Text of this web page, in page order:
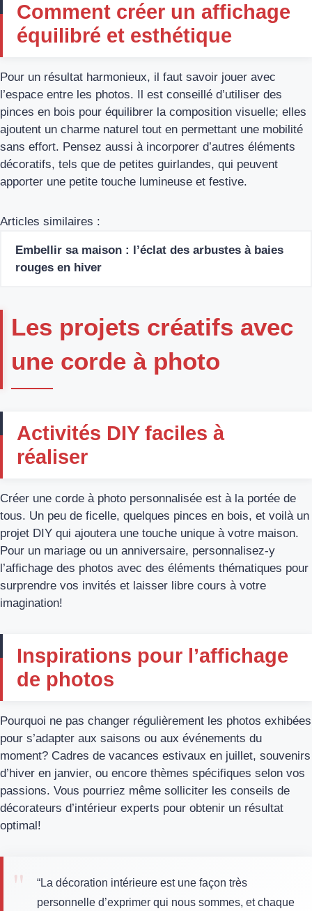
Comment créer un affichage
équilibré et esthétique
Pour un résultat harmonieux, il faut savoir jouer avec
l’espace entre les photos. Il est conseillé d’utiliser des
pinces en bois pour équilibrer la composition visuelle; elles
ajoutent un charme naturel tout en permettant une mobilité
sans effort. Pensez aussi à incorporer d’autres éléments
décoratifs, tels que de petites guirlandes, qui peuvent
apporter une petite touche lumineuse et festive.
Articles similaires :
Embellir sa maison : l’éclat des arbustes à baies
rouges en hiver
Les projets créatifs avec
une corde à photo
Activités DIY faciles à
réaliser
Créer une corde à photo personnalisée est à la portée de
tous. Un peu de ficelle, quelques pinces en bois, et voilà un
projet DIY qui ajoutera une touche unique à votre maison.
Pour un mariage ou un anniversaire, personnalisez-y
l’affichage des photos avec des éléments thématiques pour
surprendre vos invités et laisser libre cours à votre
imagination!
Inspirations pour l’affichage
de photos
Pourquoi ne pas changer régulièrement les photos exhibées
pour s’adapter aux saisons ou aux événements du
moment? Cadres de vacances estivaux en juillet, souvenirs
d’hiver en janvier, ou encore thèmes spécifiques selon vos
passions. Vous pourriez même solliciter les conseils de
décorateurs d’intérieur experts pour obtenir un résultat
optimal!
“La décoration intérieure est une façon très
personnelle d’exprimer qui nous sommes, et chaque